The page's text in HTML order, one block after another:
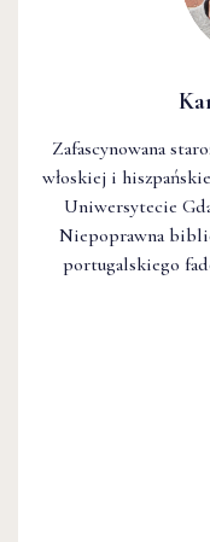
Zafascynowana
włoskiej i
Uniwersytecie
Niepoprawna
portugalskiego